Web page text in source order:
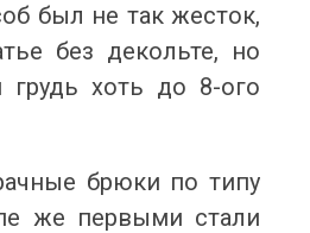
был не так жесток,
без декольте, но
хоть до 8-ого
брюки по типу
же первыми стали